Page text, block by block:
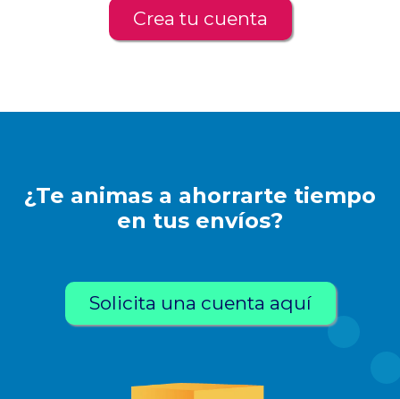
Crea tu cuenta
¿Te animas a ahorrarte tiempo
en tus envíos?
Solicita una cuenta aquí